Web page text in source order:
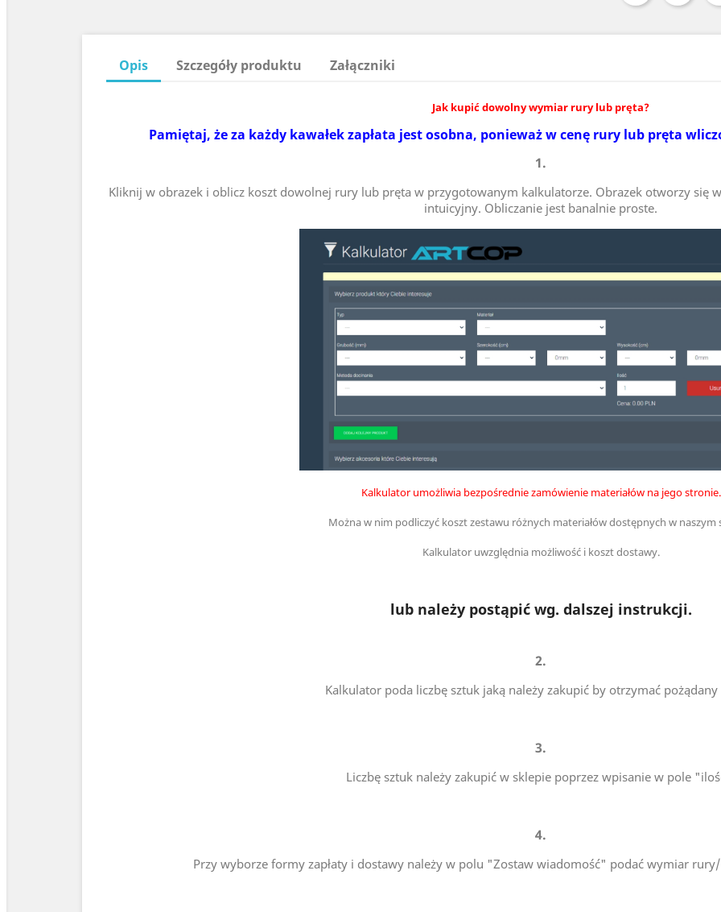
Opis Szczegóły produktu Załączniki
Jak kupić dowolny wymiar rury lub pręta?
Pamiętaj, że za każdy kawałek zapłata jest osobna, ponieważ w cenę rury lub pręta
1.
Kliknij w obrazek i oblicz koszt dowolnej rury lub pręta w przygotowanym kalkulatorze. Obrazek otworzy się
intuicyjny. Obliczanie jest banalnie proste.
Kalkulator umożliwia bezpośrednie zamówienie materiałów na jego stronie.
Można w nim podliczyć koszt zestawu różnych materiałów dostępnych w naszym
Kalkulator uwzględnia możliwość i koszt dostawy.
lub należy postąpić wg. dalszej instrukcji.
2.
Kalkulator poda liczbę sztuk jaką należy zakupić by otrzymać
3.
Liczbę sztuk należy zakupić w sklepie poprzez wpisanie w pole
4.
Przy wyborze formy zapłaty i dostawy należy w polu "Zostaw wiadomość" podać wymiar